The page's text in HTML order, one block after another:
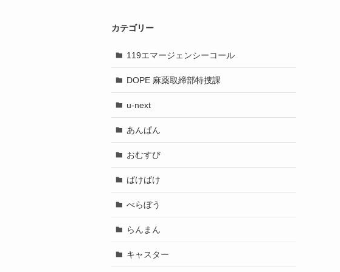
カテゴリー
119エマージェンシーコール
DOPE 麻薬取締部特捜課
u-next
あんぱん
おむすび
ばけばけ
べらぼう
らんまん
キャスター